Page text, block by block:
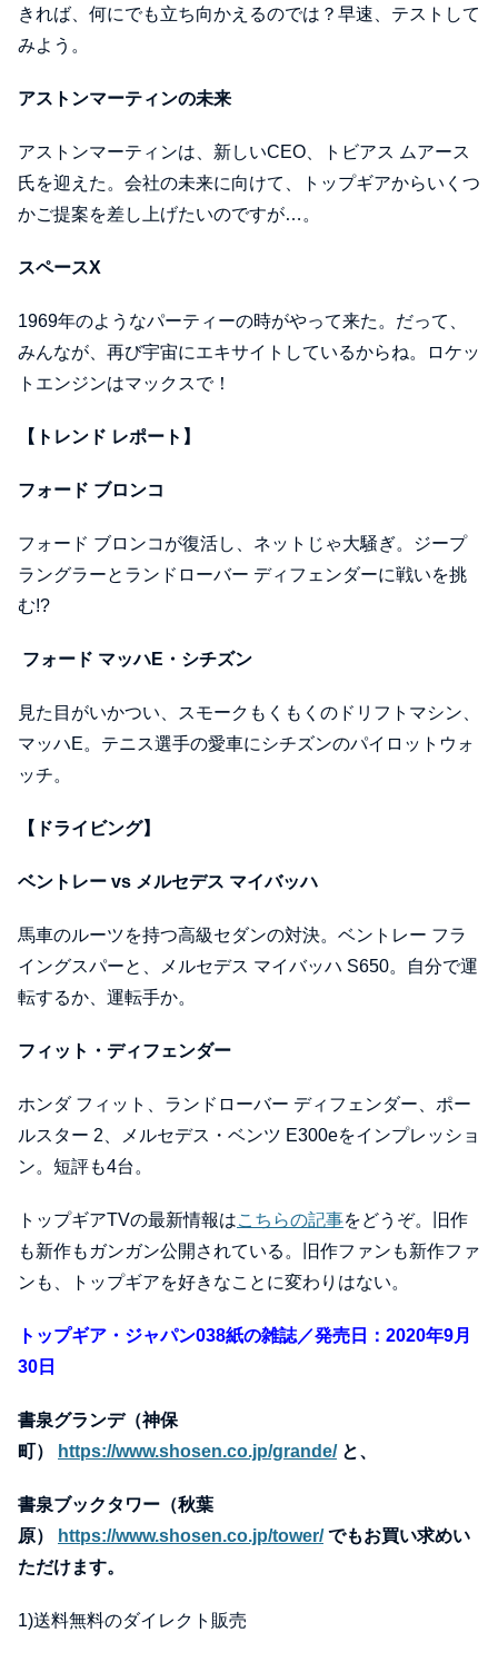
きれば、何にでも立ち向かえるのでは？早速、テストして
みよう。
アストンマーティンの未来
アストンマーティンは、新しいCEO、トビアス ムアース
氏を迎えた。会社の未来に向けて、トップギアからいくつ
かご提案を差し上げたいのですが…。
スペースX
1969年のようなパーティーの時がやって来た。だって、
みんなが、再び宇宙にエキサイトしているからね。ロケッ
トエンジンはマックスで！
【トレンド レポート】
フォード ブロンコ
フォード ブロンコが復活し、ネットじゃ大騒ぎ。ジープ
ラングラーとランドローバー ディフェンダーに戦いを挑
む!?
フォード マッハE・シチズン
見た目がいかつい、スモークもくもくのドリフトマシン、
マッハE。テニス選手の愛車にシチズンのパイロットウォ
ッチ。
【ドライビング】
ベントレー vs メルセデス マイバッハ
馬車のルーツを持つ高級セダンの対決。ベントレー フラ
イングスパーと、メルセデス マイバッハ S650。自分で運
転するか、運転手か。
フィット・ディフェンダー
ホンダ フィット、ランドローバー ディフェンダー、ポー
ルスター 2、メルセデス・ベンツ E300eをインプレッショ
ン。短評も4台。
トップギアTVの最新情報はこちらの記事をどうぞ。旧作
も新作もガンガン公開されている。旧作ファンも新作ファ
ンも、トップギアを好きなことに変わりはない。
トップギア・ジャパン038紙の雑誌／発売日：2020年9月
30日
書泉グランデ（神保
町）
https://www.shosen.co.jp/grande/と、
書泉ブックタワー（秋葉
原）
https://www.shosen.co.jp/tower/でもお買い求めい
ただけます。
1)送料無料のダイレクト販売